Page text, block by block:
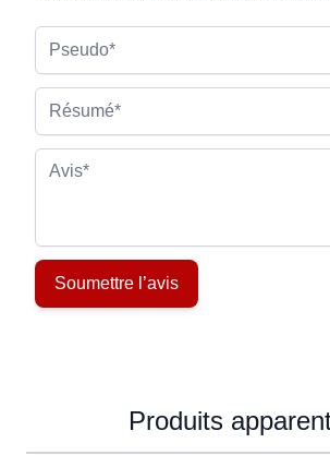
Résumé
Avis
Soumettre l’avis
Produits